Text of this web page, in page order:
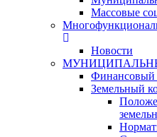
Массовые
Новости
Финансовый
Земельный